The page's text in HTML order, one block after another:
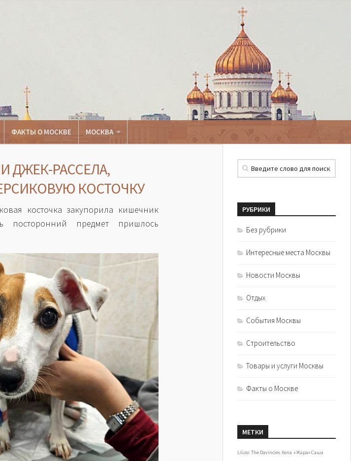
ФАКТЫ О МОСКВЕ МОСКВА
ДЖЕК-РАССЕЛА,
КОСТОЧКУ
косточка закупорила кишечник
посторонний предмет пришлось
РУБРИКИ
Без рубрики
Интересные места Москвы
Новости Москвы
Отдых
События Москвы
Строительство
Товары и услуги Москвы
Факты о Москве
МЕТКИ
LiLosi The Davincies Xena «Жара» Саша